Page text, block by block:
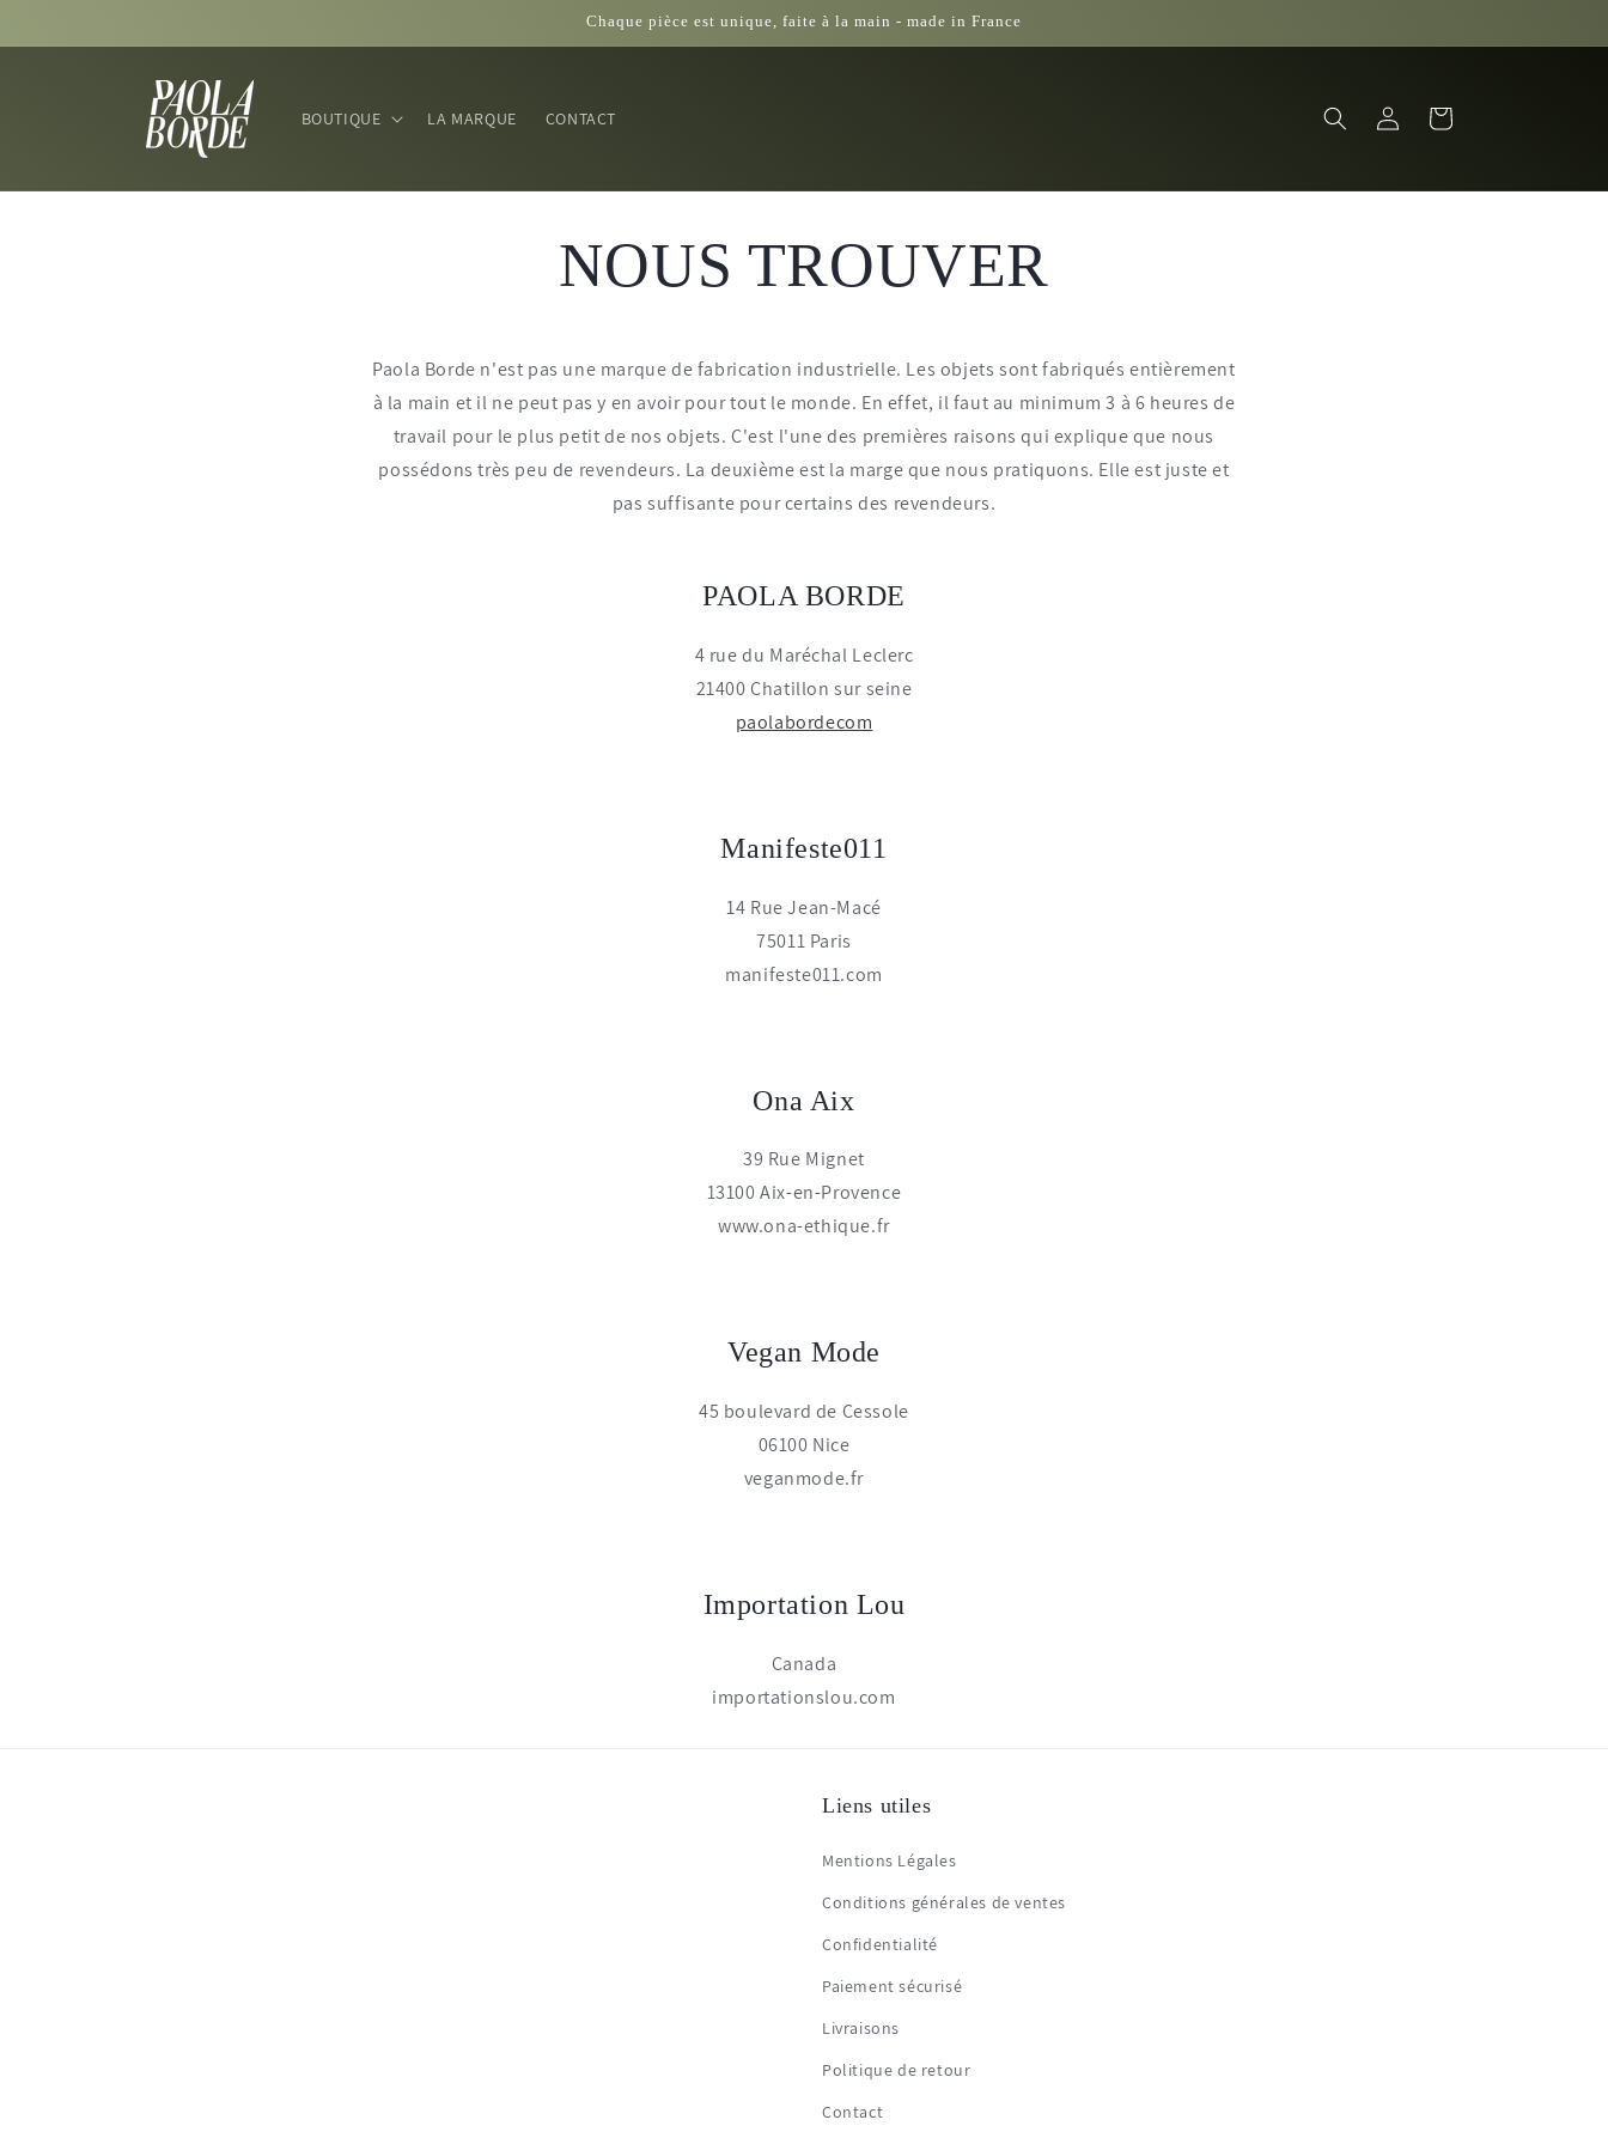
au
Chaque pièce est unique, faite à la main - made in France
BOUTIQUE LA MARQUE CONTACT Connexion Panier
NOUS TROUVER
Paola Borde n'est pas une marque de fabrication industrielle. Les objets sont fabriqués entièrement
à la main et il ne peut pas y en avoir pour tout le monde. En effet, il faut au minimum 3 à 6 heures de
travail pour le plus petit de nos objets. C'est l'une des premières raisons qui explique que nous
possédons très peu de revendeurs. La deuxième est la marge que nous pratiquons. Elle est juste et
pas suffisante pour certains des revendeurs.
PAOLA BORDE
4 rue du Maréchal Leclerc
21400 Chatillon sur seine
paolabordecom
Manifeste011
14 Rue Jean-Macé
75011 Paris
manifeste011.com
Ona Aix
39 Rue Mignet
13100 Aix-en-Provence
www.ona-ethique.fr
Vegan Mode
45 boulevard de Cessole
06100 Nice
veganmode.fr
Importation Lou
Canada
importationslou.com
Liens utiles
Mentions Légales
Conditions générales de ventes
Confidentialité
Paiement sécurisé
Livraisons
Politique de retour
Contact